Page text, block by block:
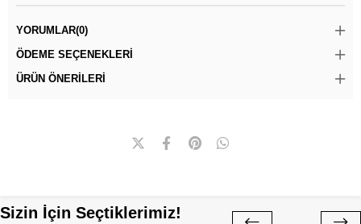
YORUMLAR(0)
ÖDEME SEÇENEKLERI
ÜRÜN ÖNERILERI
Sizin İçin Seçtiklerimiz!